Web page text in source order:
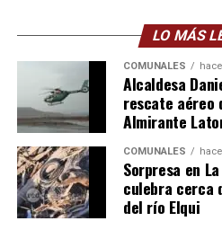
LO MÁS
COMUNALES
Alcaldesa
rescate aéreo
Almirante
COMUNALES
Sorpresa en
culebra cerca
del río Elqui